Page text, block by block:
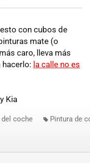
con cubos de
mate (o
caro, lleva más
la calle no es
Kia
coche Pintura de